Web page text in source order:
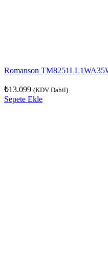
Romanson
₺13.099 (KDV Dahil)
Sepete Ekle